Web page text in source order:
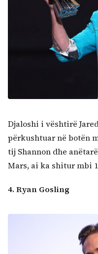
Djaloshi i vështirë
përkushtuar në botën
tij Shannon dhe
Mars, ai ka shitur mbi
4. Ryan Gosling